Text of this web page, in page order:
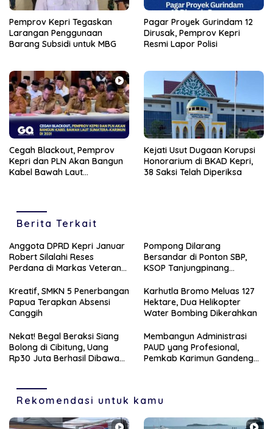
Pemprov Kepri Tegaskan
Larangan Penggunaan
Barang Subsidi untuk MBG
Pagar Proyek Gurindam 12
Dirusak, Pemprov Kepri
Resmi Lapor Polisi
Cegah Blackout, Pemprov
Kepri dan PLN Akan Bangun
Kabel Bawah Laut
Kejati Usut Dugaan Korupsi
Honorarium di BKAD Kepri,
38 Saksi Telah Diperiksa
Berita Terkait
Anggota DPRD Kepri Januar
Robert Silalahi Reses
Perdana di Markas Veteran
Pompong Dilarang
Bersandar di Ponton SBP,
KSOP Tanjungpinang
Kreatif, SMKN 5 Penerbangan
Papua Terapkan Absensi
Canggih
Karhutla Bromo Meluas 127
Hektare, Dua Helikopter
Water Bombing Dikerahkan
Nekat! Begal Beraksi Siang
Bolong di Cibitung, Uang
Rp30 Juta Berhasil Dibawa
Membangun Administrasi
PAUD yang Profesional,
Pemkab Karimun Gandeng
Rekomendasi untuk kamu